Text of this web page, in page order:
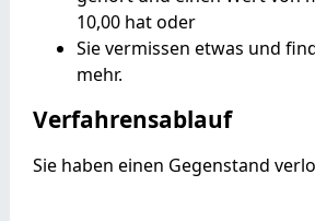
10,00 hat oder
Sie vermissen etwas und
mehr.
Verfahrensablauf
Sie haben einen Gegenstand